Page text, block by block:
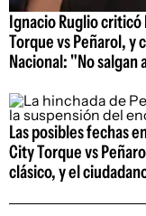
Ignacio Ruglio
Torque vs Peñarol,
Nacional: "No salgan
Las posibles fechas
City Torque vs
clásico, y el